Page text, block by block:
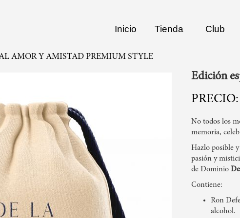
Inicio Tienda Club
AMOR Y AMISTAD PREMIUM STYLE
Edición
No todos los
memoria,
Hazlo posible
pasión y
de Dominio
Contiene:
Ron
alcohol.